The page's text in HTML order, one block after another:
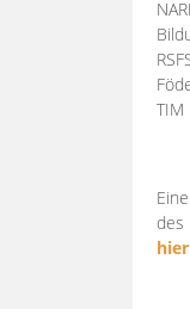
des
hier